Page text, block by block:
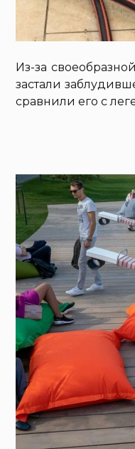
Из-за
застали
сравнили его с